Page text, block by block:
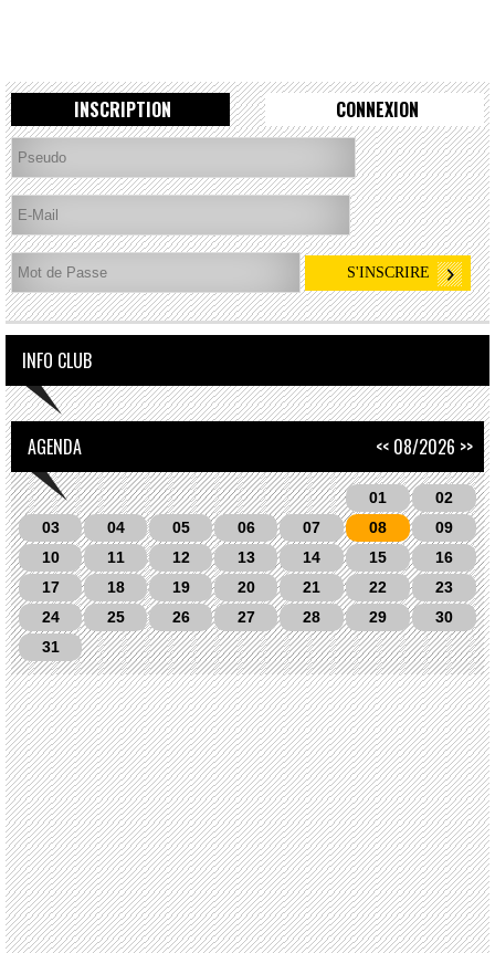
INSCRIPTION CONNEXION
INFO CLUB
AGENDA << 08/2026 >>
01
02
03
04 05 06 07 08
09
10
11 12 13 14 15
16
17
18 19 20 21 22
23
24
25 26 27 28 29
30
31